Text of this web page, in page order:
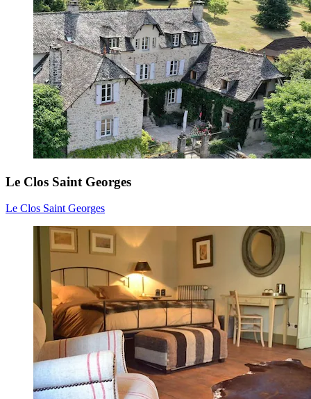
Le Clos Saint Georges
Le Clos Saint Georges